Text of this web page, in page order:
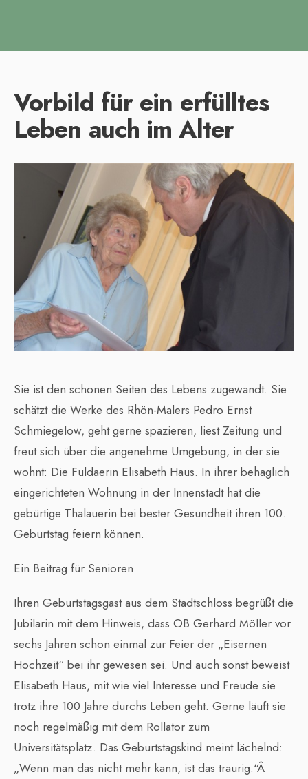
Vorbild für ein erfülltes
Leben auch im Alter
Sie ist den schönen Seiten des Lebens zugewandt. Sie
schätzt die Werke des Rhön-Malers Pedro Ernst
Schmiegelow, geht gerne spazieren, liest Zeitung und
freut sich über die angenehme Umgebung, in der sie
wohnt: Die Fuldaerin Elisabeth Haus. In ihrer behaglich
eingerichteten Wohnung in der Innenstadt hat die
gebürtige Thalauerin bei bester Gesundheit ihren 100.
Geburtstag feiern können.
Ein Beitrag für Senioren
Ihren Geburtstagsgast aus dem Stadtschloss begrüßt die
Jubilarin mit dem Hinweis, dass OB Gerhard Möller vor
sechs Jahren schon einmal zur Feier der „Eisernen
Hochzeit“ bei ihr gewesen sei. Und auch sonst beweist
Elisabeth Haus, mit wie viel Interesse und Freude sie
trotz ihre 100 Jahre durchs Leben geht. Gerne läuft sie
noch regelmäßig mit dem Rollator zum
Universitätsplatz. Das Geburtstagskind meint lächelnd:
„Wenn man das nicht mehr kann, ist das traurig.“Â